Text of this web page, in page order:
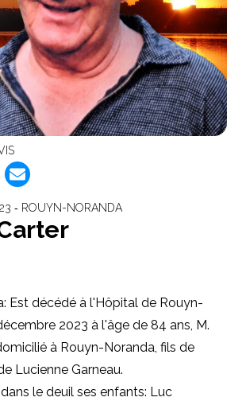
‐ ROUYN-NORANDA
Est décédé à l'Hôpital de Rouyn-
2023 à l'âge de 84 ans, M.
à Rouyn-Noranda, fils de
Lucienne Garneau.
le deuil ses enfants: Luc